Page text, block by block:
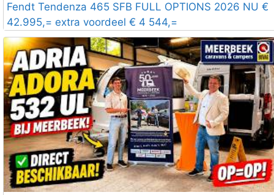
Fendt Tendenza 465 SFB FULL OPTIONS 2026 NU €
42.995,= extra voordeel € 4 544,=